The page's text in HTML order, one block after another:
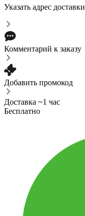
Указать адрес доставки
Комментарий к заказу
Добавить промокод
Доставка ~1 час
Бесплатно